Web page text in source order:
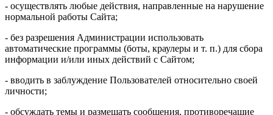
- осуществлять любые действия, направленные на нарушение
нормальной работы Сайта;
- без разрешения Администрации использовать
автоматические программы (боты, краулеры и т. п.) для сбора
информации и/или иных действий с Сайтом;
- вводить в заблуждение Пользователей относительно своей
личности;
- обсуждать темы и размещать сообщения, противоречащие